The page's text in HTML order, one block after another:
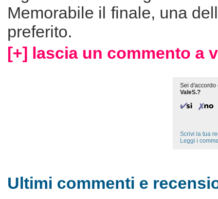
Memorabile il finale, una
preferito.
[+] lascia un commento a
Sei d'accordo
ValeS.?
Scrivi la tua
Leggi i
Ultimi commenti e